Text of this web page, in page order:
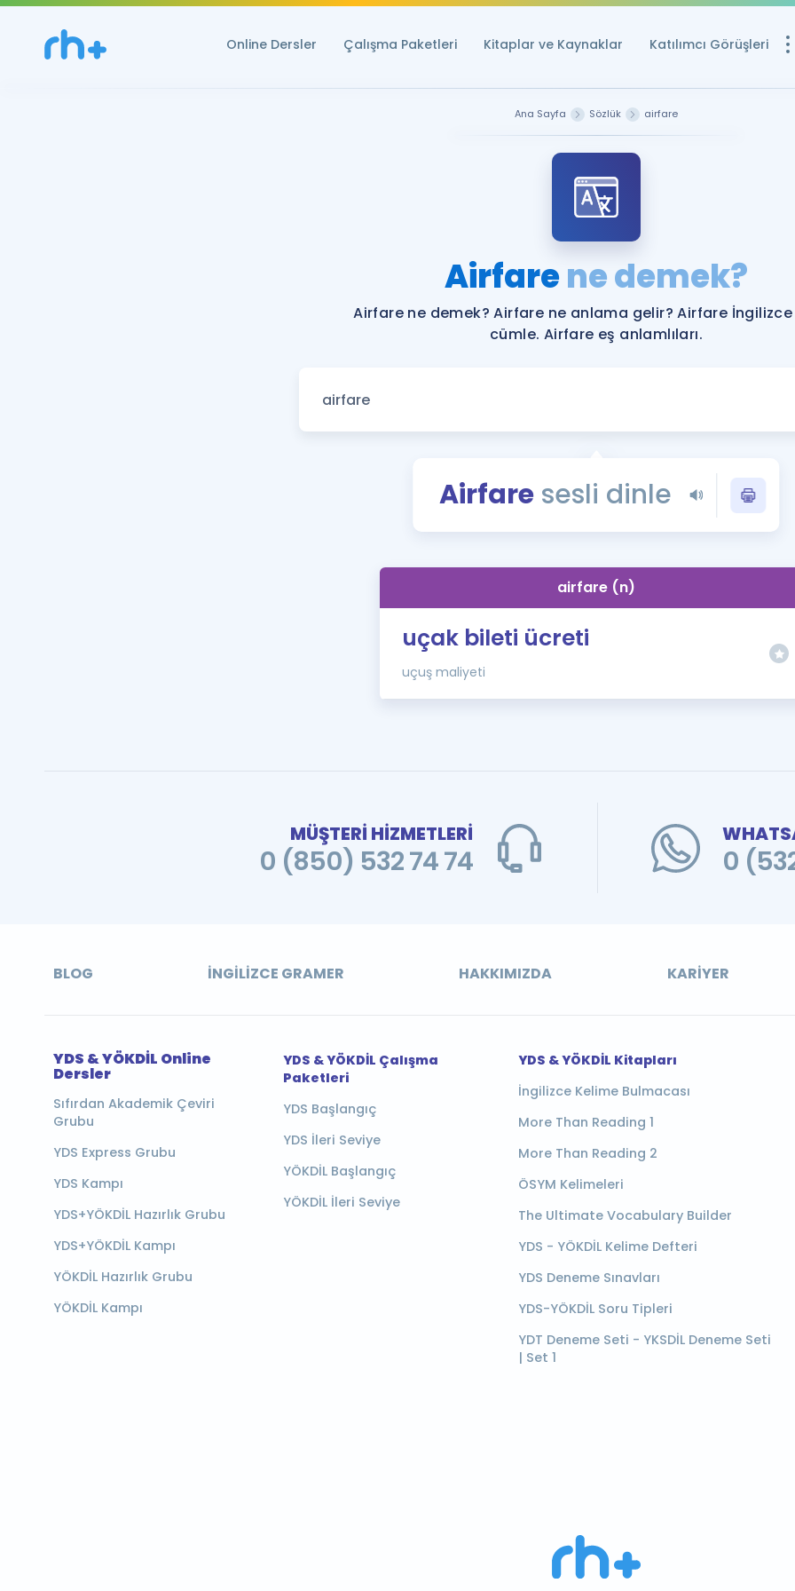
Online Dersler Çalışma Paketleri Kitaplar ve Kaynaklar Katılımcı Görüşleri
YDS ve YÖKDİL
Rehberlik Aracı
YDS ve YÖKDİL'e
Tüm ÖSYM
YDS - YÖKDİL
İngilizce Gramer
Ana Sayfa Sözlük airfare
Airfarene demek?
Airfare ne demek? Airfare ne anlama gelir? Airfare
cümle. Airfare eş anlamlıları.
Airfare sesli dinle
airfare (n)
uçak bileti ücreti
uçuş maliyeti
MÜŞTERİ HİZMETLERİ
0 (850) 532 74 74 0
BLOG İNGILIZCE GRAMER HAKKIMIZDA KARIYER
YDS & YÖKDİL Online
Dersler
Sıfırdan Akademik Çeviri
Grubu
YDS Express Grubu
YDS Kampı
YDS+YÖKDİL Hazırlık Grubu
YDS+YÖKDİL Kampı
YÖKDİL Hazırlık Grubu
YÖKDİL Kampı
YDS & YÖKDİL Çalışma
Paketleri
YDS Başlangıç
YDS İleri Seviye
YÖKDİL Başlangıç
YÖKDİL İleri Seviye
YDS & YÖKDİL Kitapları
İngilizce Kelime Bulmacası
More Than Reading 1
More Than Reading 2
ÖSYM Kelimeleri
The Ultimate Vocabulary Builder
YDS - YÖKDİL Kelime Defteri
YDS Deneme Sınavları
YDS-YÖKDİL Soru Tipleri
YDT Deneme Seti - YKSDİL Deneme Seti
| Set 1